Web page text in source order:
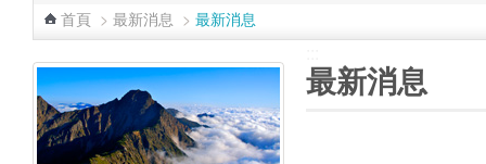
首頁 > 最新消息 > 最新消息
最新消息